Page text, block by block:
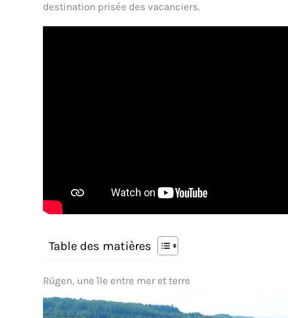
destination prisée des vacanciers.
Table des matières
Rügen, une île entre mer et terre